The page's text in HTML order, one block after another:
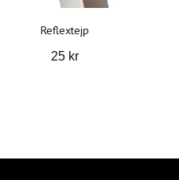
Reflextejp
25 kr